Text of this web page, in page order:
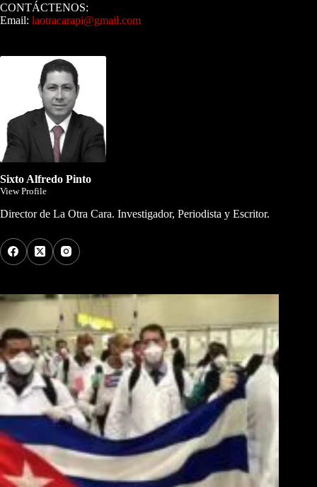
CONTÁCTENOS:
Email: laotracarapi@gmail.com
Sixto Alfredo Pinto
View Profile
Director de La Otra Cara. Investigador, Periodista y Escritor.